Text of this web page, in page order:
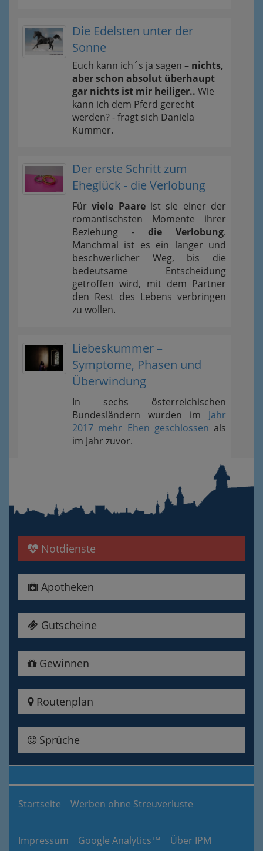
Die Edelsten unter der
Sonne
Euch kann ich´s ja sagen – nichts,
aber schon absolut überhaupt
gar nichts ist mir heiliger.. Wie
kann ich dem Pferd gerecht
werden? - fragt sich Daniela
Kummer.
Der erste Schritt zum
Eheglück - die Verlobung
Fürviele Paareist sie einer der
romantischsten Momente ihrer
Beziehung - die Verlobung.
Manchmal ist es ein langer und
beschwerlicher Weg, bis die
bedeutsame Entscheidung
getroffen wird, mit dem Partner
den Rest des Lebens verbringen
zu wollen.
Liebeskummer –
Symptome, Phasen und
Überwindung
In sechs österreichischen
Bundesländern wurden im Jahr
2017 mehr Ehen geschlossen als
im Jahr zuvor.
Notdienste
Apotheken
Gutscheine
Gewinnen
Routenplan
Sprüche
Startseite Werben ohne Streuverluste
Impressum Google Analytics™ Über IPM